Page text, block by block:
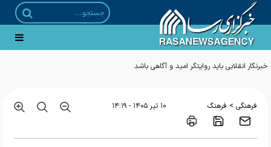
فرهنگی > فرهنگ ۱۰ تير ۱۴۰۵ - ۱۴:۱۹